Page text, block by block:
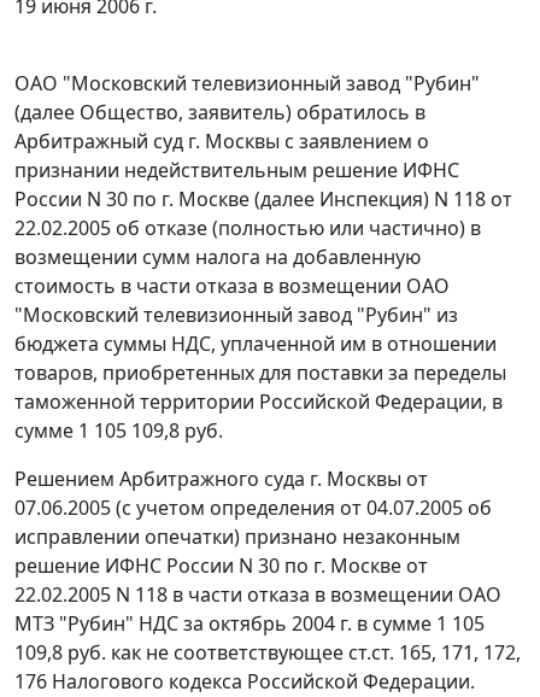
19 июня 2006 г.
ОАО "Московский телевизионный завод "Рубин"
(далее Общество, заявитель) обратилось в
Арбитражный суд г. Москвы с заявлением о
признании недействительным решение ИФНС
России N 30 по г. Москве (далее Инспекция) N 118 от
22.02.2005 об отказе (полностью или частично) в
возмещении сумм налога на добавленную
стоимость в части отказа в возмещении ОАО
"Московский телевизионный завод "Рубин" из
бюджета суммы НДС, уплаченной им в отношении
товаров, приобретенных для поставки за переделы
таможенной территории Российской Федерации, в
сумме 1 105 109,8 руб.
Решением Арбитражного суда г. Москвы от
07.06.2005 (с учетом определения от 04.07.2005 об
исправлении опечатки) признано незаконным
решение ИФНС России N 30 по г. Москве от
22.02.2005 N 118 в части отказа в возмещении ОАО
МТЗ "Рубин" НДС за октябрь 2004 г. в сумме 1 105
109,8 руб. как не соответствующее ст.ст. 165, 171, 172,
176 Налогового кодекса Российской Федерации.